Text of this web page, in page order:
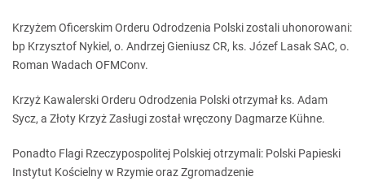
Krzyżem Oficerskim Orderu Odrodzenia Polski zostali uhonorowani:
bp Krzysztof Nykiel, o. Andrzej Gieniusz CR, ks. Józef Lasak SAC, o.
Roman Wadach OFMConv.
Krzyż Kawalerski Orderu Odrodzenia Polski otrzymał ks. Adam
Sycz, a Złoty Krzyż Zasługi został wręczony Dagmarze Kühne.
Ponadto Flagi Rzeczypospolitej Polskiej otrzymali: Polski Papieski
Instytut Kościelny w Rzymie oraz Zgromadzenie